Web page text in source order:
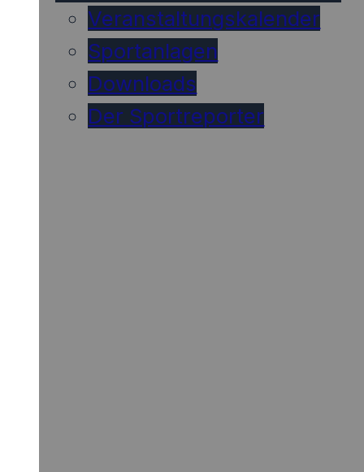
Veranstaltungskalender
Sportanlagen
Downloads
Der Sportreporter